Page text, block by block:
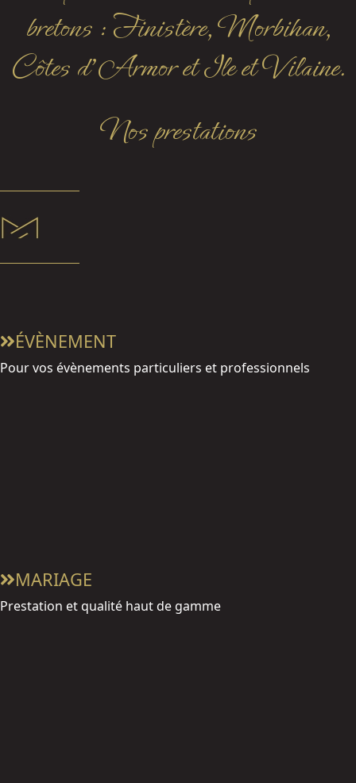
bretons : Finistère, Morbihan,
Côtes d'Armor et Ile et Vilaine.
Nos prestations
ÉVÈNEMENT
Pour vos évènements particuliers et professionnels
MARIAGE
Prestation et qualité haut de gamme